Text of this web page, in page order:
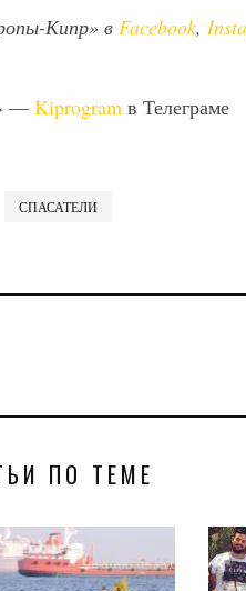
Кипр» в Facebook,
— Kiprogram в Телеграме
СПАСАТЕЛИ
ПО ТЕМЕ